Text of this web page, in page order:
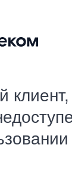
клиент,